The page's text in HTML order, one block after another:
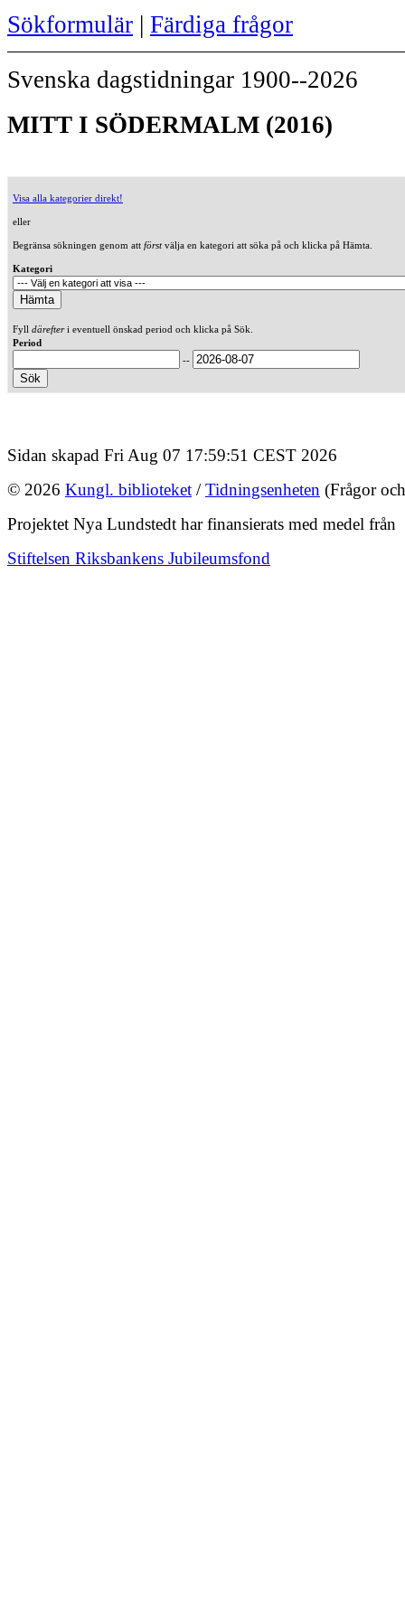
Sökformulär | Färdiga frågor
Svenska dagstidningar 1900--2026
MITT I SÖDERMALM (2016)
Visa alla kategorier direkt!
eller
Begränsa sökningen genom att förstvälja en kategori att söka på och klicka på Hämta.
Kategori
Fyll därefteri eventuell önskad period och klicka på Sök.
Period
--
Sidan skapad Fri Aug 07 17:59:51 CEST 2026
© 2026 Kungl. biblioteket /Tidningsenheten (Frågor
Projektet Nya Lundstedt har finansierats med medel från
Stiftelsen Riksbankens Jubileumsfond